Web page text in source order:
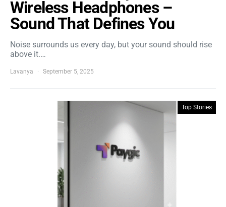
Wireless Headphones –
Sound That Defines You
Noise surrounds us every day, but your sound should rise
above it.…
Lavanya September 5, 2025
Top Stories